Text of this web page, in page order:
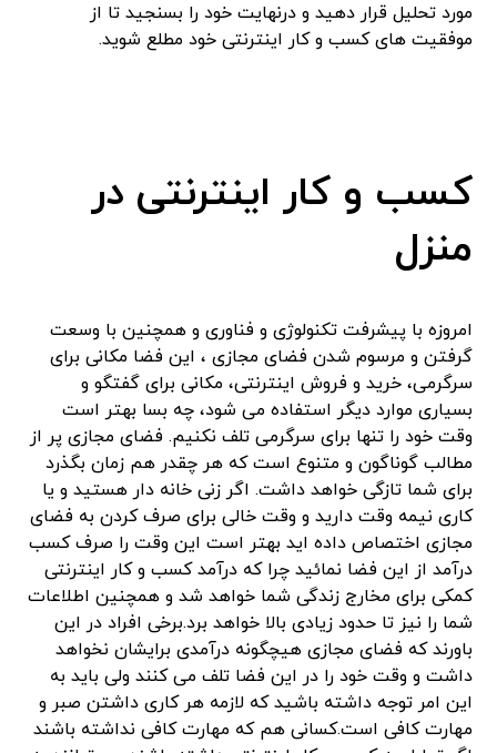
مورد تحلیل قرار دهید و درنهایت خود را بسنجید تا از
موفقیت های کسب و کار اینترنتی خود مطلع شوید.
کسب و کار اینترنتی در
منزل
امروزه با پیشرفت تکنولوژی و فناوری و همچنین با وسعت
گرفتن و مرسوم شدن فضای مجازی ، این فضا مکانی برای
سرگرمی، خرید و فروش اینترنتی، مکانی برای گفتگو و
بسیاری موارد دیگر استفاده می شود، چه بسا بهتر است
وقت خود را تنها برای سرگرمی تلف نکنیم. فضای مجازی پر از
مطالب گوناگون و متنوع است که هر چقدر هم زمان بگذرد
برای شما تازگی خواهد داشت. اگر زنی خانه دار هستید و یا
کاری نیمه وقت دارید و وقت خالی برای صرف کردن به فضای
مجازی اختصاص داده اید بهتر است این وقت را صرف کسب
درآمد از این فضا نمائید چرا که درآمد کسب و کار اینترنتی
کمکی برای مخارج زندگی شما خواهد شد و همچنین اطلاعات
شما را نیز تا حدود زیادی بالا خواهد برد.برخی افراد در این
باورند که فضای مجازی هیچگونه درآمدی برایشان نخواهد
داشت و وقت خود را در این فضا تلف می کنند ولی باید به
این امر توجه داشته باشید که لازمه هر کاری داشتن صبر و
مهارت کافی است.کسانی هم که مهارت کافی نداشته باشند